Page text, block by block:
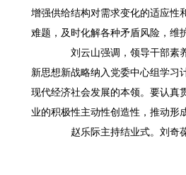
增强供给结构对需求变化的适应性
难题，及时化解各种矛盾风险，维
刘云山强调，领导干部素养
新思想新战略纳入党委中心组学习
现代经济社会发展的本领。要认真
业的积极性主动性创造性，推动形
赵乐际主持结业式。刘奇